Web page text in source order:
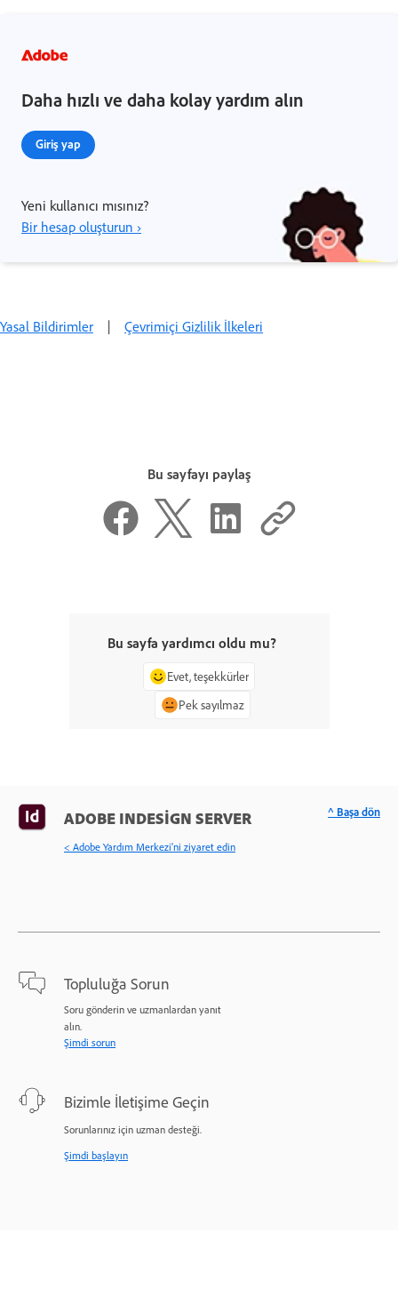
Daha hızlı ve daha kolay yardım alın
Giriş yap
Yeni kullanıcı mısınız?
Bir hesap oluşturun ›
Yasal Bildirimler | Çevrimiçi Gizlilik İlkeleri
Bu sayfayı paylaş
Bu sayfa yardımcı oldu mu?
Evet, teşekkürler
Pek sayılmaz
ADOBE INDESIGN SERVER
< Adobe Yardım Merkezi'ni ziyaret edin
Topluluğa Sorun
Soru gönderin ve uzmanlardan yanıt
alın.
Şimdi sorun
Bizimle İletişime Geçin
Sorunlarınız için uzman desteği.
Şimdi başlayın
^ Başa dön